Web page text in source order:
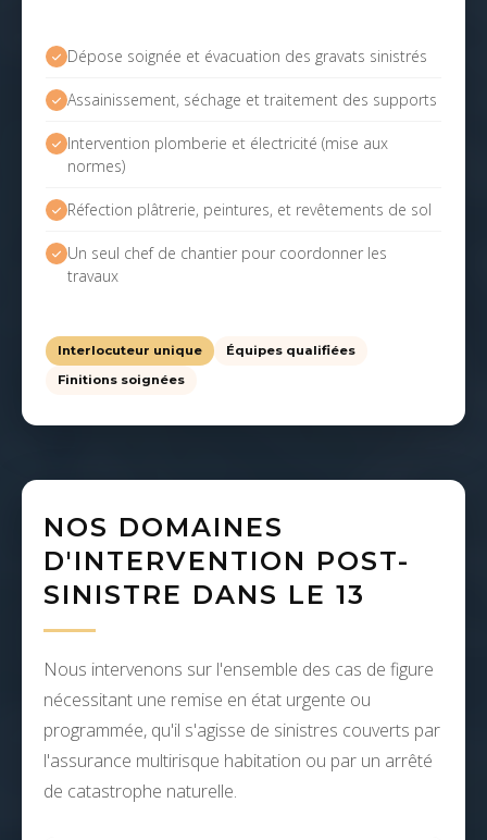
Dépose soignée et évacuation des gravats sinistrés
Assainissement, séchage et traitement des supports
Intervention plomberie et électricité (mise aux
normes)
Réfection plâtrerie, peintures, et revêtements de sol
Un seul chef de chantier pour coordonner les
travaux
Interlocuteur unique
Équipes qualifiées
Finitions soignées
NOS DOMAINES
D'INTERVENTION POST-
SINISTRE DANS LE 13
Nous intervenons sur l'ensemble des cas de figure
nécessitant une remise en état urgente ou
programmée, qu'il s'agisse de sinistres couverts par
l'assurance multirisque habitation ou par un arrêté
de catastrophe naturelle.